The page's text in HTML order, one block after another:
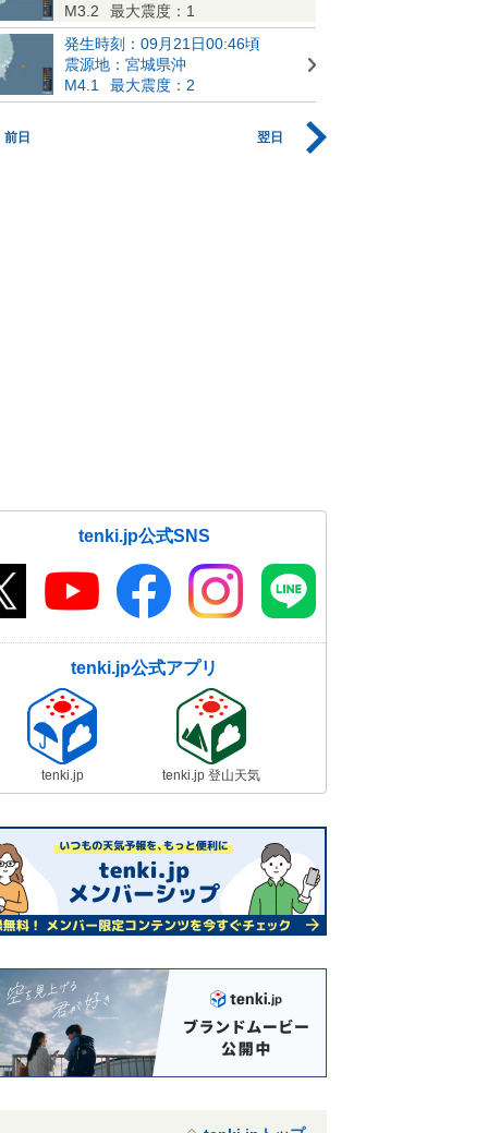
M3.2
最大震度：1
発生時刻：09月21日00:46頃
震源地：宮城県沖
M4.1
最大震度：2
前日 翌日
tenki.jp公式SNS
tenki.jp公式アプリ
tenki.jp tenki.jp 登山天気